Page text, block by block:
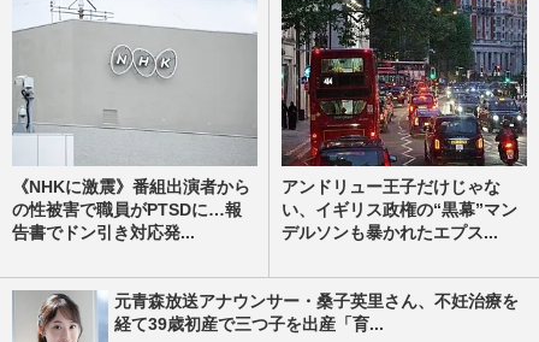
《NHKに激震》番組出演者から
の性被害で職員がPTSDに…報
告書でドン引き対応発...
アンドリュー王子だけじゃな
い、イギリス政権の“黒幕”マン
デルソンも暴かれたエプス...
元青森放送アナウンサー・桑子英里さん、不妊治療を
経て39歳初産で三つ子を出産「育...